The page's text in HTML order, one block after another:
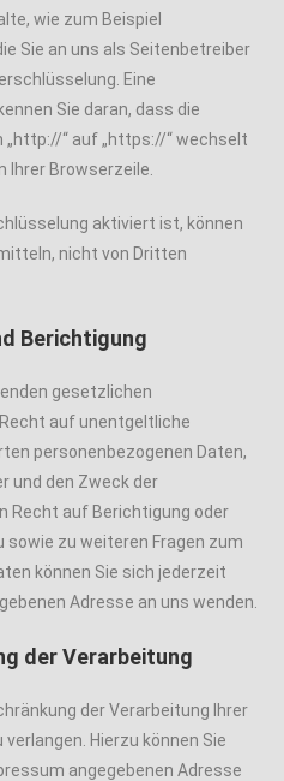
wie zum Beispiel
Sie an uns als Seitenbetreiber
Eine
Sie daran, dass die
“ auf „https://“ wechselt
Ihrer Browserzeile.
aktiviert ist, können
nicht von Dritten
Berichtigung
gesetzlichen
auf unentgeltliche
personenbezogenen Daten,
und den Zweck der
Recht auf Berichtigung oder
sowie zu weiteren Fragen zum
können Sie sich jederzeit
Adresse an uns wenden.
der Verarbeitung
der Verarbeitung Ihrer
Hierzu können Sie
angegebenen Adresse